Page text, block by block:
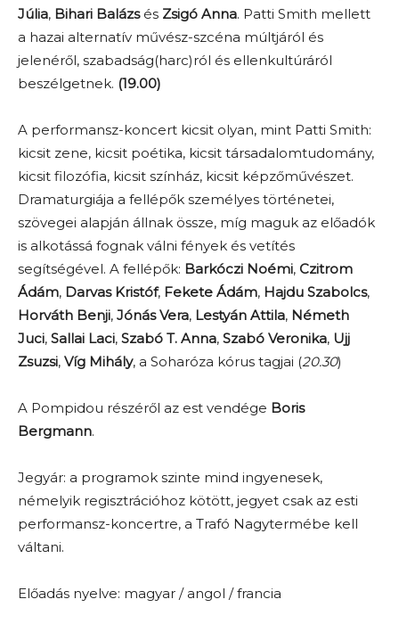
Júlia, Bihari Balázsés Zsigó Anna. Patti Smith mellett
a hazai alternatív művész-szcéna múltjáról és
jelenéről, szabadság(harc)ról és ellenkultúráról
beszélgetnek. (19.00)
A performansz-koncert kicsit olyan, mint Patti Smith:
kicsit zene, kicsit poétika, kicsit társadalomtudomány,
kicsit filozófia, kicsit színház, kicsit képzőművészet.
Dramaturgiája a fellépők személyes történetei,
szövegei alapján állnak össze, míg maguk az előadók
is alkotássá fognak válni fények és vetítés
segítségével. A fellépők: Barkóczi Noémi, Czitrom
Ádám, Darvas Kristóf, Fekete Ádám, Hajdu Szabolcs,
Horváth Benji, Jónás Vera, Lestyán Attila, Németh
Juci, Sallai Laci, Szabó T. Anna, Szabó Veronika, Ujj
Zsuzsi, Víg Mihály, a Soharóza kórus tagjai (20.30)
A Pompidou részéről az est vendége Boris
Bergmann.
Jegyár: a programok szinte mind ingyenesek,
némelyik regisztrációhoz kötött, jegyet csak az esti
performansz-koncertre, a Trafó Nagytermébe kell
váltani.
Előadás nyelve: magyar / angol / francia